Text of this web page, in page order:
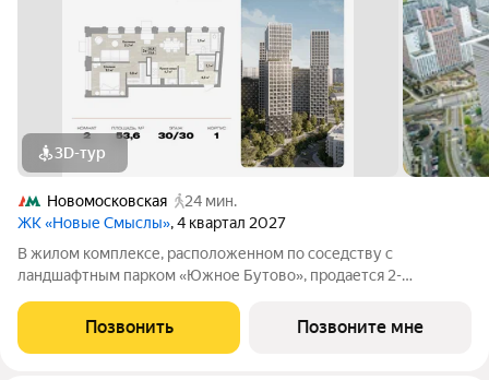
3D-тур
Новомосковская
24 мин.
ЖК «Новые Смыслы», 4 квартал 2027
В жилом комплексе, расположенном по соседству с
ландшафтным парком «Южное Бутово», продается 2-
Квартира расположена на 30 этаже 1 корпуса в жилом
квартале комфорт-класса «Новые Смыслы от UNIKEY».
Позвонить Позвоните мне